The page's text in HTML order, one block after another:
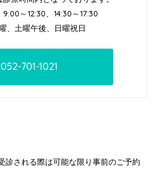
～12:30、14:30～17:30
、土曜午後、日曜祝日
052-701-1021
診される際は可能な限り事前のご予約